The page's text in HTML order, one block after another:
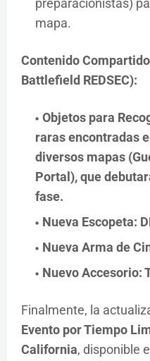
preparacionistas)
mapa.
Contenido
Battlefield REDSEC):
Objetos para
raras encontradas
diversos mapas
Portal), que
fase.
Nueva Escopeta:
Nueva Arma de
Nuevo Accesorio:
Finalmente, la
Evento por Tiempo
California, disponible